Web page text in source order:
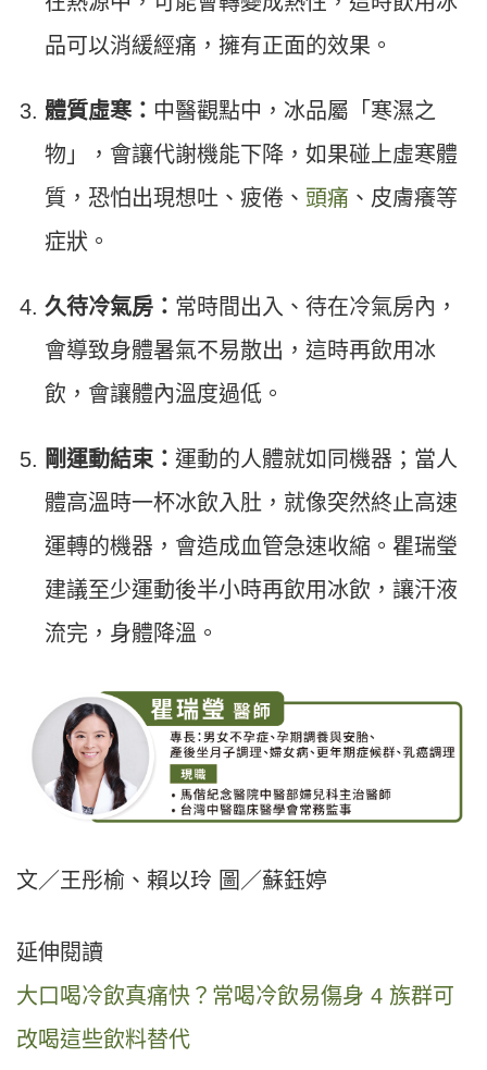
品可以消緩經痛，擁有正面的效果。
體質虛寒： 中醫觀點中，冰品屬「寒濕之
物」，會讓代謝機能下降，如果碰上虛寒體
質，恐怕出現想吐、疲倦、 頭痛 、皮膚癢等
症狀。
久待冷氣房： 常時間出入、待在冷氣房內，
會導致身體暑氣不易散出，這時再飲用冰
飲，會讓體內溫度過低。
剛運動結束： 運動的人體就如同機器；當人
體高溫時一杯冰飲入肚，就像突然終止高速
運轉的機器，會造成血管急速收縮。瞿瑞瑩
建議至少運動後半小時再飲用冰飲，讓汗液
流完，身體降溫。
文／王彤榆、賴以玲 圖／蘇鈺婷
延伸閱讀
大口喝冷飲真痛快？常喝冷飲易傷身 4 族群可
改喝這些飲料替代